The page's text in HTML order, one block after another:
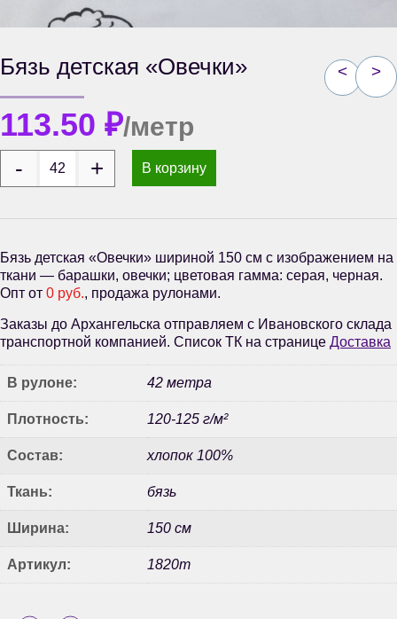
< >
Бязь детская «Овечки»
113.50 ₽/метр
В корзину
Бязь детская «Овечки» шириной 150 см с изображением на
ткани — барашки, овечки; цветовая гамма: серая, черная.
Опт от 0 руб., продажа рулонами.
Заказы до Архангельска отправляем с Ивановского склада
транспортной компанией. Список ТК на странице Доставка
В рулоне: 42 метра
Плотность: 120-125 г/м²
Состав: хлопок 100%
Ткань: бязь
Ширина: 150 см
Артикул: 1820т